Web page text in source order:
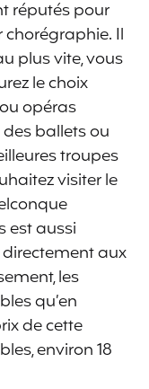
réputés pour
chorégraphie. Il
plus vite, vous
le choix
opéras
ballets ou
troupes
visiter le
est aussi
aux
les
qu’en
de cette
environ 18